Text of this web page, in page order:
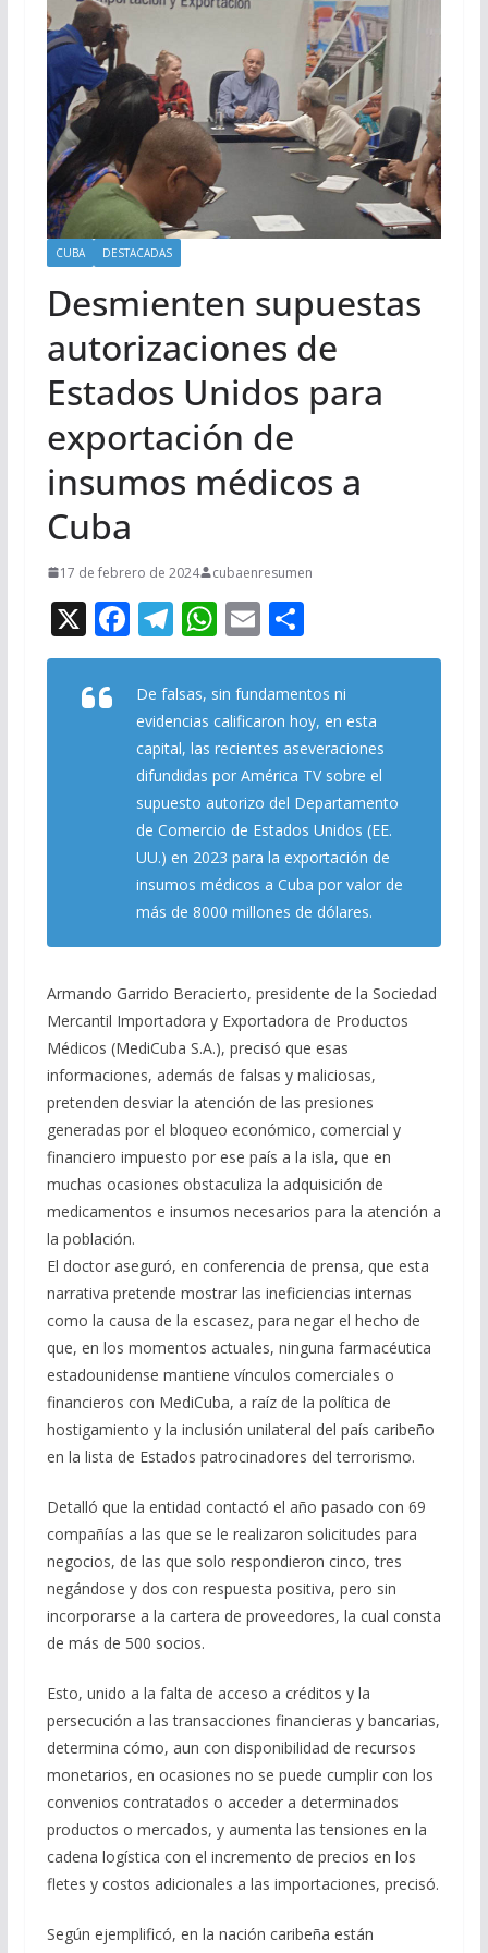
CUBA DESTACADAS
Desmienten supuestas
autorizaciones de
Estados Unidos para
exportación de
insumos médicos a
Cuba
17 de febrero de 2024 cubaenresumen
X F
ac
e
b
o
o
k
T
el
e
gr
a
m
W
h
at
s
A
p
p
E
m
ai
l
C
o
m
p
ar
ti
r
De falsas, sin fundamentos ni
evidencias calificaron hoy, en esta
capital, las recientes aseveraciones
difundidas por América TV sobre el
supuesto autorizo del Departamento
de Comercio de Estados Unidos (EE.
UU.) en 2023 para la exportación de
insumos médicos a Cuba por valor de
más de 8000 millones de dólares.
Armando Garrido Beracierto, presidente de la Sociedad
Mercantil Importadora y Exportadora de Productos
Médicos (MediCuba S.A.), precisó que esas
informaciones, además de falsas y maliciosas,
pretenden desviar la atención de las presiones
generadas por el bloqueo económico, comercial y
financiero impuesto por ese país a la isla, que en
muchas ocasiones obstaculiza la adquisición de
medicamentos e insumos necesarios para la atención a
la población.
El doctor aseguró, en conferencia de prensa, que esta
narrativa pretende mostrar las ineficiencias internas
como la causa de la escasez, para negar el hecho de
que, en los momentos actuales, ninguna farmacéutica
estadounidense mantiene vínculos comerciales o
financieros con MediCuba, a raíz de la política de
hostigamiento y la inclusión unilateral del país caribeño
en la lista de Estados patrocinadores del terrorismo.
Detalló que la entidad contactó el año pasado con 69
compañías a las que se le realizaron solicitudes para
negocios, de las que solo respondieron cinco, tres
negándose y dos con respuesta positiva, pero sin
incorporarse a la cartera de proveedores, la cual consta
de más de 500 socios.
Esto, unido a la falta de acceso a créditos y la
persecución a las transacciones financieras y bancarias,
determina cómo, aun con disponibilidad de recursos
monetarios, en ocasiones no se puede cumplir con los
convenios contratados o acceder a determinados
productos o mercados, y aumenta las tensiones en la
cadena logística con el incremento de precios en los
fletes y costos adicionales a las importaciones, precisó.
Según ejemplificó, en la nación caribeña están